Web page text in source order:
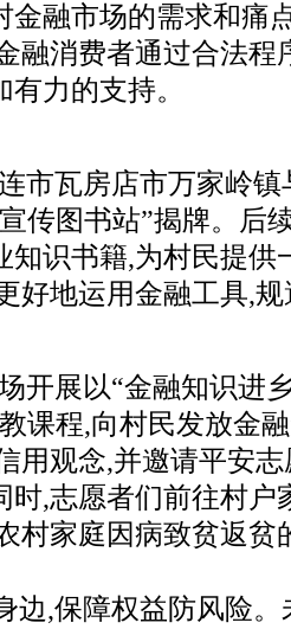
金融市场的需求和痛
融消费者通过合法程
力的支持。
市瓦房店市万家岭
传图书站”揭牌。后
知识书籍,为村民提供
好地运用金融工具,
开展以“金融知识进
课程,向村民发放金
用观念,并邀请平安
时,志愿者们前往村户
村家庭因病致贫返贫
边,保障权益防风险